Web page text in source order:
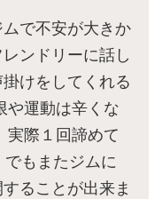
で不安が大きか
ンドリーに話し
けをしてくれる
や運動は辛くな
実際１回諦めて
もまたジムに
ることが出来ま